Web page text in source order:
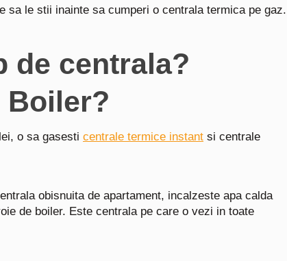
sa le stii inainte sa cumperi o centrala termica pe gaz.
de centrala?
Boiler?
o sa gasesti centrale termice instant si centrale
obisnuita de apartament, incalzeste apa calda
de boiler. Este centrala pe care o vezi in toate